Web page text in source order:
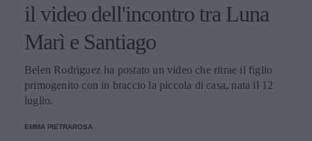
il video dell'incontro tra Luna
Marì e Santiago
Belen Rodriguez ha postato un video che ritrae il figlio
primogenito con in braccio la piccola di casa, nata il 12
luglio.
EMMA PIETRAROSA